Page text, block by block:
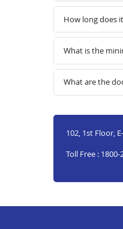
How long does
What is the
What are the
102, 1st Floor,
Toll Free : 1800-